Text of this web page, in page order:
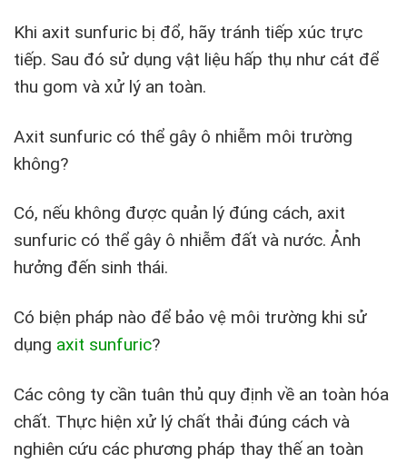
Khi axit sunfuric bị đổ, hãy tránh tiếp xúc trực
tiếp. Sau đó sử dụng vật liệu hấp thụ như cát để
thu gom và xử lý an toàn.
Axit sunfuric có thể gây ô nhiễm môi trường
không?
Có, nếu không được quản lý đúng cách, axit
sunfuric có thể gây ô nhiễm đất và nước. Ảnh
hưởng đến sinh thái.
Có biện pháp nào để bảo vệ môi trường khi sử
dụng axit sunfuric?
Các công ty cần tuân thủ quy định về an toàn hóa
chất. Thực hiện xử lý chất thải đúng cách và
nghiên cứu các phương pháp thay thế an toàn